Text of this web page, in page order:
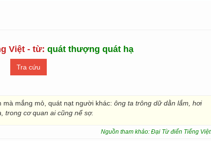
Việt - từ: quát thượng quát hạ
mà mắng mỏ, quát nạt người khác: ông ta trông dữ dằn lắm, hơi
trong cơ quan ai cũng nể sợ.
Nguồn tham khảo: Đại Từ điển Tiếng Việt